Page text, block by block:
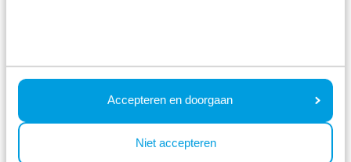
Accepteren en doorgaan
Niet accepteren